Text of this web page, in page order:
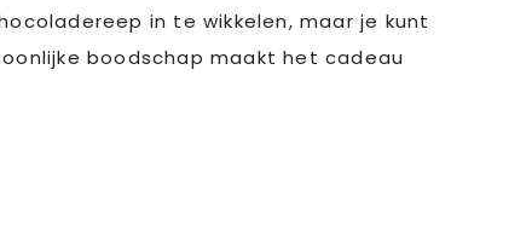
in te wikkelen, maar je kunt
boodschap maakt het cadeau